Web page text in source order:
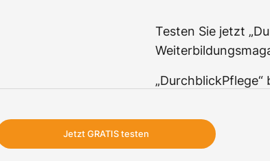
Testen Sie jetzt
und zu erweitern,
Jetzt GRATIS testen